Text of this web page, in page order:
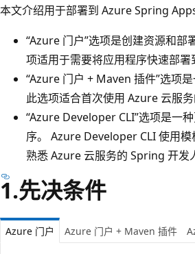
本文介绍用于部署到 Azure Spring Apps
“Azure 门户”选项是创建资源和
项适用于需要将应用程序快速部
“Azure 门户 + Maven 插件”选项
此选项适合首次使用 Azure 云服
“Azure Developer CLI”选项是一
序。 Azure Developer CLI 使用
熟悉 Azure 云服务的 Spring 开发
1.先决条件
Azure 门户 Azure 门户 + Maven 插件